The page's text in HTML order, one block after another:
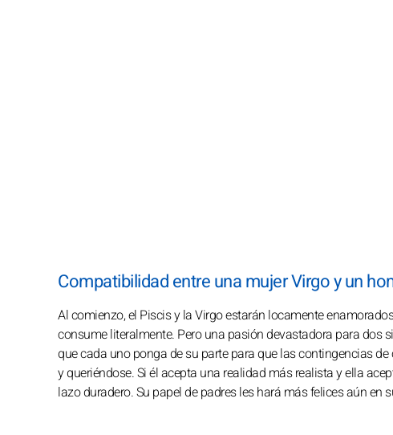
Compatibilidad entre una mujer Virgo y un
Al comienzo, el Piscis y la Virgo estarán locamente
consume literalmente. Pero una pasión devastadora para dos
que cada uno ponga de su parte para que las contingencias
y queriéndose. Si él acepta una realidad más realista y ella
lazo duradero. Su papel de padres les hará más felices aún en